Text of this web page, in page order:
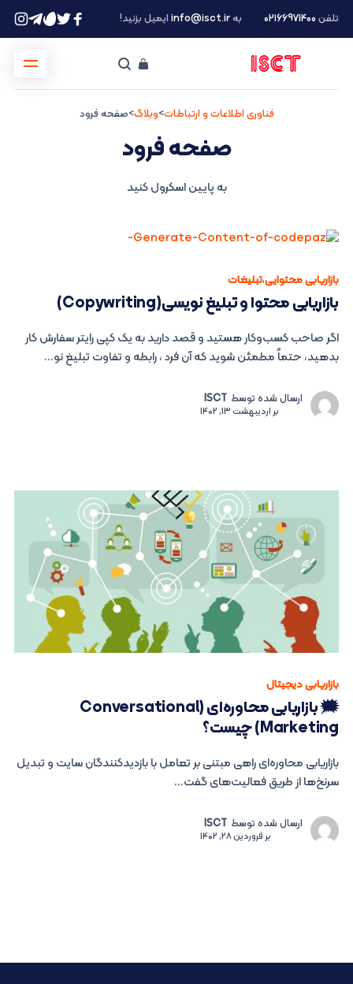
تلفن ۰۲۱66971400 بهinfo@isct.irایمیل بزنید!
فناوری اطلاعات و ارتباطات>وبلاگ>صفحه فرود
صفحه فرود
به پایین اسکرول کنید
بازاریابی محتوایی،تبلیغات
بازاریابی محتوا و تبلیغ نویسی(Copywriting)
اگر صاحب کسب‌وکار هستید و قصد دارید به یک کپی رایتر سفارش کار
بدهید، حتماً مطمئن شوید که آن فرد ، رابطه و تفاوت تبلیغ نو...
ارسال شده توسط ISCT
براردیبهشت 13, 1402
بازاریابی دیجیتال
🗯 بازاریابی محاوره‌ای (Conversational
Marketing) چیست؟
بازاریابی محاوره‌ای راهی مبتنی بر تعامل با بازدیدکنندگان سایت و تبدیل
سرنخ‌ها از طریق فعالیت‌های گفت...
ارسال شده توسط ISCT
برفروردین 28, 1402